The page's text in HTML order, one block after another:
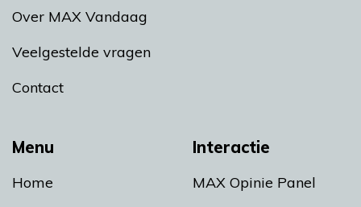
Menu
Home
Interactie
MAX Opinie Panel
Over MAX Vandaag
Veelgestelde vragen
Contact